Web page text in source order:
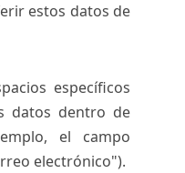
estos datos de
específicos
datos dentro de
el campo
electrónico").